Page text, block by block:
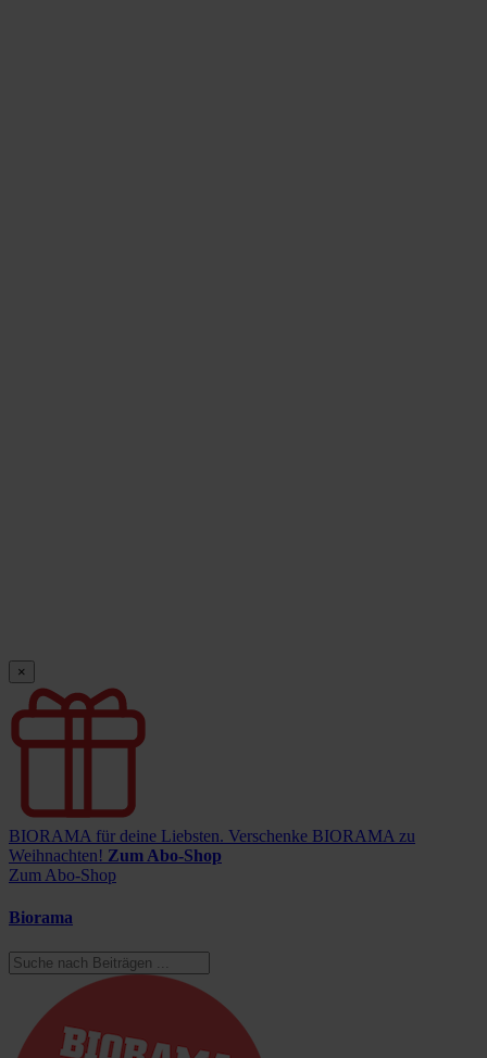
×
BIORAMA für deine Liebsten. Verschenke BIORAMA zu
Weihnachten! Zum Abo-Shop
Zum Abo-Shop
Biorama